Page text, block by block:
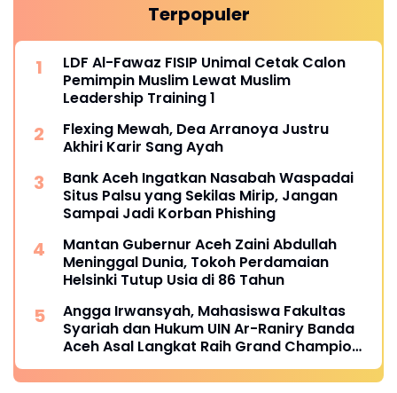
Terpopuler
LDF Al-Fawaz FISIP Unimal Cetak Calon
Pemimpin Muslim Lewat Muslim
Leadership Training 1
Flexing Mewah, Dea Arranoya Justru
Akhiri Karir Sang Ayah
Bank Aceh Ingatkan Nasabah Waspadai
Situs Palsu yang Sekilas Mirip, Jangan
Sampai Jadi Korban Phishing
Mantan Gubernur Aceh Zaini Abdullah
Meninggal Dunia, Tokoh Perdamaian
Helsinki Tutup Usia di 86 Tahun
Angga Irwansyah, Mahasiswa Fakultas
Syariah dan Hukum UIN Ar-Raniry Banda
Aceh Asal Langkat Raih Grand Champion
dan Tiga Penghargaan dalam Catalyst
Future Competition X ASIA 2026